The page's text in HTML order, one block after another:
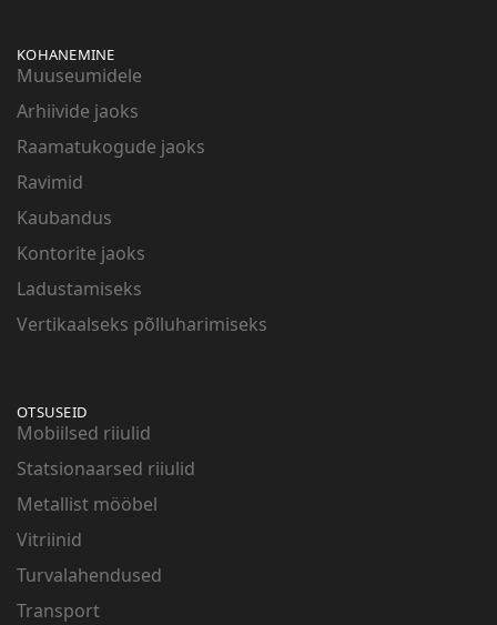
KOHANEMINE
Muuseumidele
Arhiivide jaoks
Raamatukogude jaoks
Ravimid
Kaubandus
Kontorite jaoks
Ladustamiseks
Vertikaalseks põlluharimiseks
OTSUSEID
Mobiilsed riiulid
Statsionaarsed riiulid
Metallist mööbel
Vitriinid
Turvalahendused
Transport